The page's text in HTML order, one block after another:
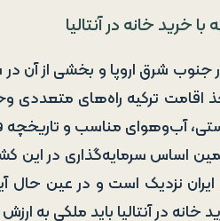
خرید خانه در آنتالیا
جنوب شرق اروپا و بخشی از آن در
اقامت ترکیه راه‌های متعددی
آب‌و‌هوای مناسب و تاریخچه
اساس سرمایه‌گذاری در این
ایران نزدیک است و در عین
آنتالیا باید ملکی به ارزش حدال ۲۵۰ هزار دلار